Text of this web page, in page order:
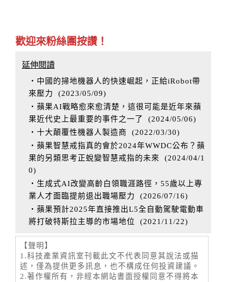
歡迎來粉絲團按讚！
延伸閱讀
‧中國的掃地機器人的快速崛起，正給iRobot帶
來壓力
(2023/05/09)
‧蘋果AI戰略愈來愈清楚，這很可能是近年來蘋
果近代史上最重要的事件之一了
(2024/05/06)
‧十大顛覆性機器人製造商
(2022/03/30)
‧蘋果智慧戒指真的會於2024年WWDC公布？蘋
果的另類思考正蛻變智慧戒指的未來
(2024/04/1
0)
‧生成式AI改變高齡白領職涯路徑，55歲以上專
業人才面臨提前退出職場壓力
(2026/07/16)
‧蘋果預計2025年直接推出L5全自動駕駛電動車
將打破特斯拉主導的市場地位
(2021/11/22)
【聲明】
1.科技產業資訊室刊載此文不代表同意其說法或描
述，僅為提供更多訊息，也不構成任何投資建議。
2.著作權所有，非經本網站書面授權同意不得將本